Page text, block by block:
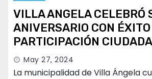
VILLA ANGELA CELEBRÓ
ANIVERSARIO CON ÉXITO
PARTICIPACIÓN
May 27, 2024
La municipalidad de Villa Ángela